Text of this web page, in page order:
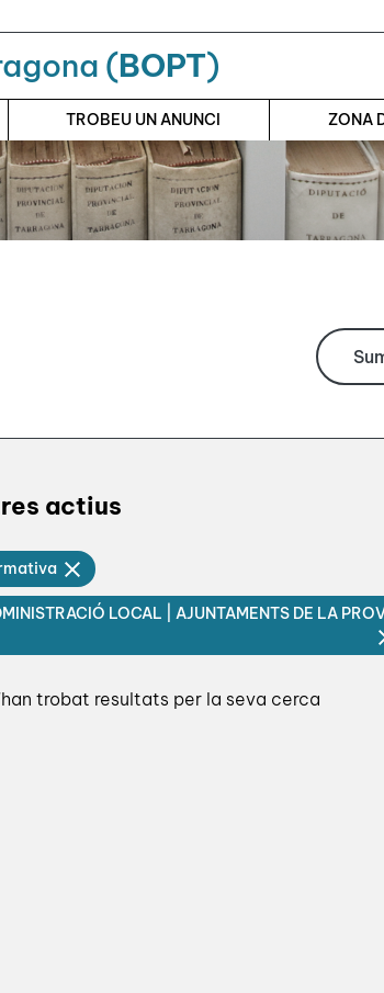
(BOPT)
TROBEU UN ANUNCI ZONA
actius
LOCAL | AJUNTAMENTS DE LA
trobat resultats per la seva cerca